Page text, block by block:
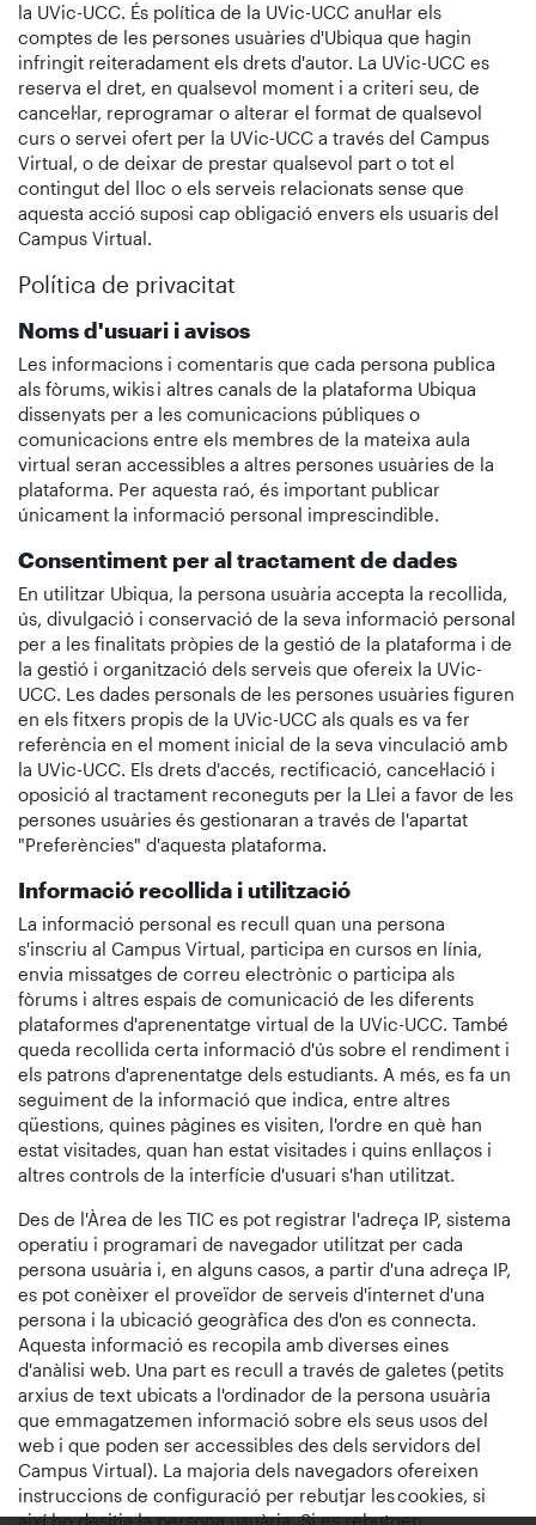
la UVic-UCC. És política de la UVic-UCC anul·lar els
comptes de les persones usuàries d'Ubiqua que hagin
infringit reiteradament els drets d'autor. La UVic-UCC es
reserva el dret, en qualsevol moment i a criteri seu, de
cancel·lar, reprogramar o alterar el format de qualsevol
curs o servei ofert per la UVic-UCC a través del Campus
Virtual, o de deixar de prestar qualsevol part o tot el
contingut del lloc o els serveis relacionats sense que
aquesta acció suposi cap obligació envers els usuaris del
Campus Virtual.
Política de privacitat
Noms d'usuari i avisos
Les informacions i comentaris que cada persona publica
als fòrums, wikis i altres canals de la plataforma Ubiqua
dissenyats per a les comunicacions públiques o
comunicacions entre els membres de la mateixa aula
virtual seran accessibles a altres persones usuàries de la
plataforma. Per aquesta raó, és important publicar
únicament la informació personal imprescindible.
Consentiment per al tractament de dades
En utilitzar Ubiqua, la persona usuària accepta la recollida,
ús, divulgació i conservació de la seva informació personal
per a les finalitats pròpies de la gestió de la plataforma i de
la gestió i organització dels serveis que ofereix la UVic-
UCC. Les dades personals de les persones usuàries figuren
en els fitxers propis de la UVic-UCC als quals es va fer
referència en el moment inicial de la seva vinculació amb
la UVic-UCC. Els drets d'accés, rectificació, cancel·lació i
oposició al tractament reconeguts per la Llei a favor de les
persones usuàries és gestionaran a través de l'apartat
"Preferències" d'aquesta plataforma.
Informació recollida i utilització
La informació personal es recull quan una persona
s'inscriu al Campus Virtual, participa en cursos en línia,
envia missatges de correu electrònic o participa als
fòrums i altres espais de comunicació de les diferents
plataformes d'aprenentatge virtual de la UVic-UCC. També
queda recollida certa informació d'ús sobre el rendiment i
els patrons d'aprenentatge dels estudiants. A més, es fa un
seguiment de la informació que indica, entre altres
qüestions, quines pàgines es visiten, l'ordre en què han
estat visitades, quan han estat visitades i quins enllaços i
altres controls de la interfície d'usuari s'han utilitzat.
Des de l'Àrea de les TIC es pot registrar l'adreça IP, sistema
operatiu i programari de navegador utilitzat per cada
persona usuària i, en alguns casos, a partir d'una adreça IP,
es pot conèixer el proveïdor de serveis d'internet d'una
persona i la ubicació geogràfica des d'on es connecta.
Aquesta informació es recopila amb diverses eines
d'anàlisi web. Una part es recull a través de galetes (petits
arxius de text ubicats a l'ordinador de la persona usuària
que emmagatzemen informació sobre els seus usos del
web i que poden ser accessibles des dels servidors del
Campus Virtual). La majoria dels navegadors ofereixen
instruccions de configuració per rebutjar les cookies, si